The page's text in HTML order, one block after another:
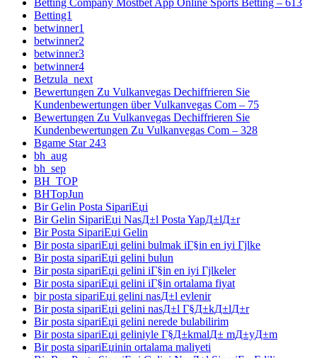
Betting1
betwinner1
betwinner2
betwinner3
betwinner4
Betzula_next
Bewertungen Zu Vulkanvegas Dechiffrieren Sie
Kundenbewertungen über Vulkanvegas Com – 75
Bewertungen Zu Vulkanvegas Dechiffrieren Sie
Kundenbewertungen Zu Vulkanvegas Com – 328
Bgame Star 243
bh_aug
bh_sep
BH_TOP
BHTopJun
Bir Gelin Posta SipariЕџi
Bir Gelin SipariЕџi NasД±l Posta YapД±lД±r
Bir Posta SipariЕџi Gelin
Bir posta sipariЕџi gelini bulmak iГ§in en iyi Гјlke
Bir posta sipariЕџi gelini bulun
Bir posta sipariЕџi gelini iГ§in en iyi Гјlkeler
Bir posta sipariЕџi gelini iГ§in ortalama fiyat
bir posta sipariЕџi gelini nasД±l evlenir
Bir posta sipariЕџi gelini nasД±l Г§Д±kД±lД±r
Bir posta sipariЕџi gelini nerede bulabilirim
Bir posta sipariЕџi geliniyle Г§Д±kmalД± mД±yД±m
Bir posta sipariЕџinin ortalama maliyeti